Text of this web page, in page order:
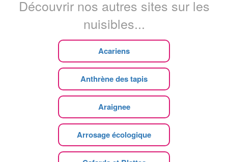
Découvrir nos autres sites sur les
nuisibles...
Acariens
Anthrène des tapis
Araignee
Arrosage écologique